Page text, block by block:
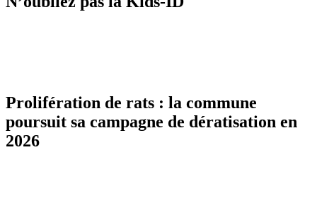
Prolifération de rats : la commune
poursuit sa campagne de dératisation en
2026